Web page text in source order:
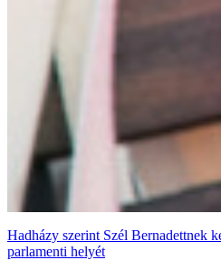
Hadházy szerint Szél Bernadettnek
parlamenti helyét